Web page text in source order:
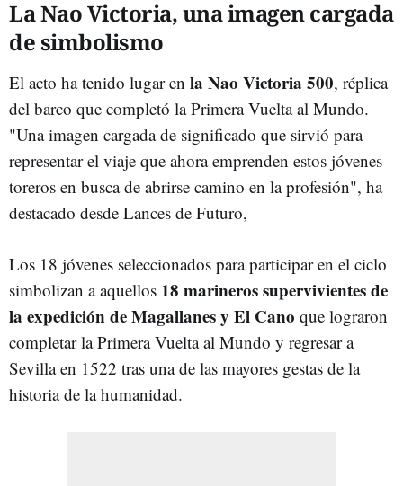
La Nao Victoria, una imagen cargada
de simbolismo
El acto ha tenido lugar en la Nao Victoria 500, réplica
del barco que completó la Primera Vuelta al Mundo.
"Una imagen cargada de significado que sirvió para
representar el viaje que ahora emprenden estos jóvenes
toreros en busca de abrirse camino en la profesión", ha
destacado desde Lances de Futuro,
Los 18 jóvenes seleccionados para participar en el ciclo
simbolizan a aquellos 18 marineros supervivientes de
la expedición de Magallanes y El Cano que lograron
completar la Primera Vuelta al Mundo y regresar a
Sevilla en 1522 tras una de las mayores gestas de la
historia de la humanidad.